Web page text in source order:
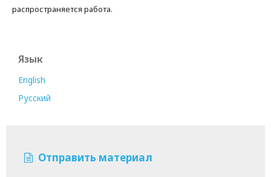
распространяется работа.
Язык
English
Русский
Отправить материал